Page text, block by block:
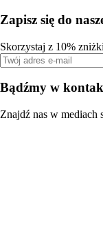
Zapisz się do
Skorzystaj z 10%
Bądźmy w
Znajdź nas w mediach